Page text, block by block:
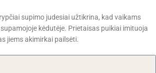
supimo judesiai užtikrina, kad vaikams
kėdutėje. Prietaisas puikiai imituoja
jiems akimirkai pailsėti.
Nuolaida!